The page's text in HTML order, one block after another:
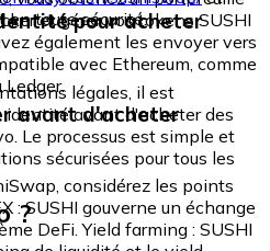
en toute sécurité.
et gérer vos tokens SUSHI
également les envoyer vers
avec Ethereum, comme
pour acheter
légales, il est
avant d'acheter des
Le processus est simple et
sécurisées pour tous les
avant d'acheter
considérez les points
: SUSHI gouverne un échange
DeFi. Yield farming : SUSHI
?